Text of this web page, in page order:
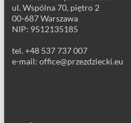
ul. Wspólna 70, piętro 2
00-687 Warszawa
NIP: 9512135185
tel. +48 537 737 007
e-mail: office@przezdziecki.eu